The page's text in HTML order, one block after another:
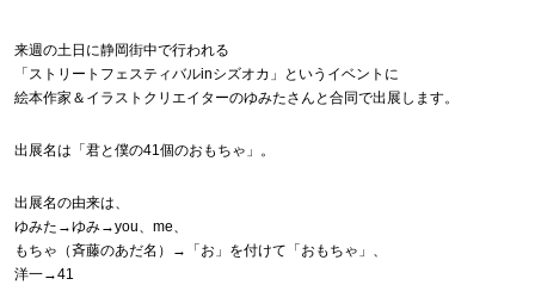
来週の土日に静岡街中で行われる
「ストリートフェスティバルinシズオカ」というイベントに
絵本作家＆イラストクリエイターのゆみたさんと合同で出展します。
出展名は「君と僕の41個のおもちゃ」。
出展名の由来は、
ゆみた→ゆみ→you、me、
もちゃ（斉藤のあだ名）→「お」を付けて「おもちゃ」、
洋一→41